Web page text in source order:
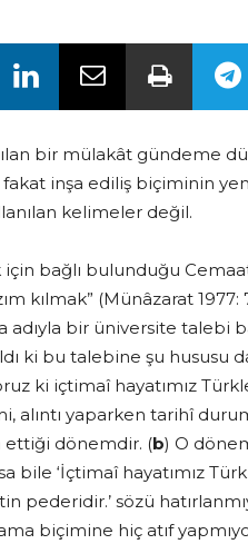
bir mülakât gündeme
fakat inşa ediliş biçiminin
kelimeler değil.
bağlı bulunduğu
kılmak” (Münâzarat
bir üniversite talebi
ki bu talebine şu hususu
ki içtimaî hayatımız
alıntı yaparken tarihî
ettiği dönemdir. (b) O
bile ‘İçtimaî hayatımız
pederidir.’ sözü
biçimine hiç atıf